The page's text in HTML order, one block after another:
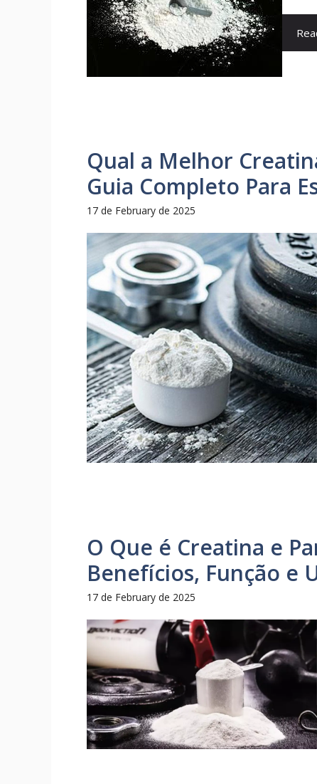
Qual a Melhor
Guia Completo Para
17 de February de 2025
O Que é Creatina e
Benefícios, Função e
17 de February de 2025